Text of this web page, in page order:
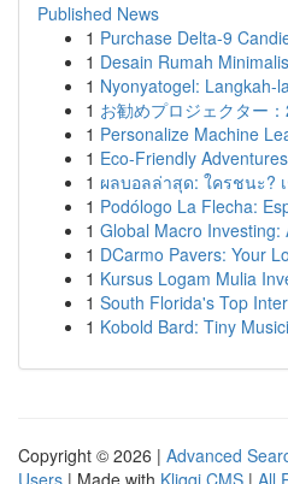
Published News
1 Purchase Delta-9
1 Desain Rumah
1 Nyonyatogel: Langkah-
1 お勧めプロジェクター
1 Personalize Machine
1 Eco-Friendly Adventures
1 ผลบอลล่าสุด: ใครชนะ?
1 Podólogo La Flecha:
1 Global Macro Investing:
1 DCarmo Pavers: Your
1 Kursus Logam Mulia
1 South Florida's Top
1 Kobold Bard: Tiny
Copyright © 2026 | Advanced
Users | Made with Kliqqi CMS | All